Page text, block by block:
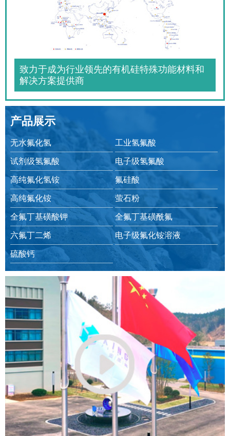
致力于成为行业领先的有机硅特殊功能材料和
解决方案提供商
产品展示
无水氟化氢
工业氢氟酸
试剂级氢氟酸
电子级氢氟酸
高纯氟化氢铵
氟硅酸
高纯氟化铵
萤石粉
全氟丁基磺酸钾
全氟丁基磺酰氟
六氟丁二烯
电子级氟化铵溶液
硫酸钙